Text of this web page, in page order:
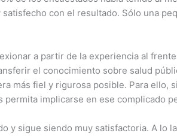
con el resultado. Sólo una
a partir de la experiencia al
el conocimiento sobre salud
más fiel y rigurosa posible. Para
implicarse en ese complicado
y sigue siendo muy satisfactoria. A